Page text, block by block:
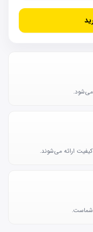
می‌شود.
ارائه می‌شوند.
شماست.